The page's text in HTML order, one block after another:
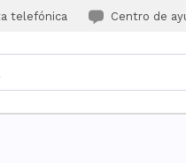
telefónica Centro de